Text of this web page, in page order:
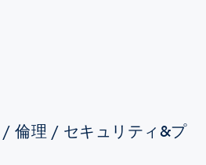
/ 倫理 / セキュリティ&プ